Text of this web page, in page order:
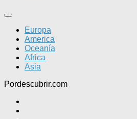
Europa
America
Oceanía
Africa
Asia
Pordescubrir.com